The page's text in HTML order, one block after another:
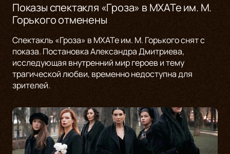
Показы спектакля «Гроза» в МХАТе им. М.
Горького отменены
Спектакль «Гроза» в МХАТе им. М. Горького снят с
показа. Постановка Александра Дмитриева,
исследующая внутренний мир героев и тему
трагической любви, временно недоступна для
зрителей.